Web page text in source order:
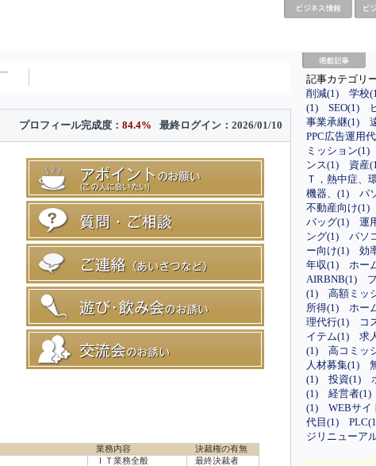
最終ログイン： 2026/01/10
プロフィール完成度： 84.4%
業務内容
決裁権の有無
ＩＴ業務全般 最終決裁者
記事カテゴリ
削減(1)
学校
(1)
SEO(1)
事業承継(1)
PPC広告運用
ミッション(1)
ンス(1)
資産
Ｔ，熱中症、
機器、(1)
パ
不動産向け(1)
バッグ(1)
運
ング(1)
パソ
ー向け(1)
効
年収(1)
ホー
AIRBNB(1)
(1)
高額ミッ
所得(1)
ホー
理代行(1)
コ
イテム(1)
求
(1)
高コミッ
人材募集(1)
(1)
投資(1)
(1)
経営者(1)
(1)
WEBサイ
代目(1)
ジリニューア